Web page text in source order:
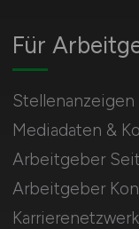
Für
Stellenanzeigen
Mediadaten &
Arbeitgeber
Arbeitgeber
Karrierenetzwerk